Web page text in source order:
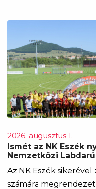
2026. augusztus 1.
Ismét az NK Eszék
Nemzetközi
Az NK Eszék sikerével
számára